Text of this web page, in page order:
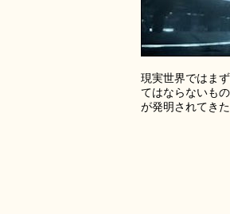
現実世界ではま
てはならないも
が発明されてき